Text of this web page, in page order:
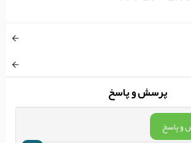
پرسش و پاسخ
و پاسخ